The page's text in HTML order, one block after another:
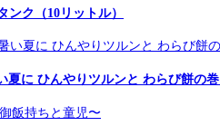
ク（10リットル）
夏に ひんやりツルンと わらび餅の